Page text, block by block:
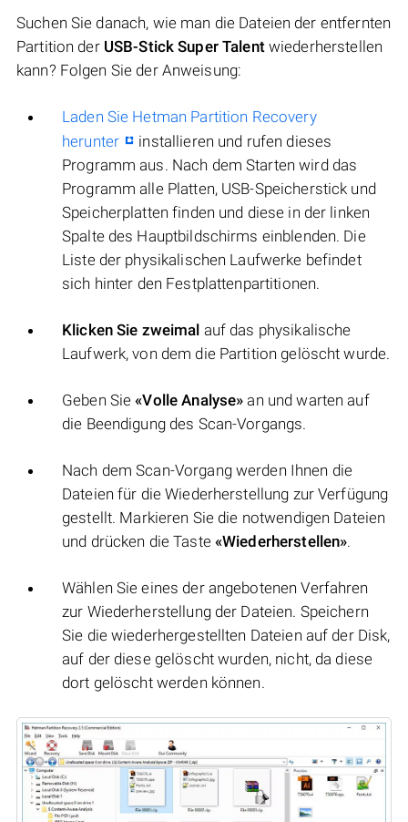
Suchen Sie danach, wie man die Dateien der entfernten
Partition der USB-Stick Super Talentwiederherstellen
kann? Folgen Sie der Anweisung:
Laden Sie Hetman Partition Recovery
herunter
installieren und rufen dieses
Programm aus. Nach dem Starten wird das
Programm alle Platten, USB-Speicherstick und
Speicherplatten finden und diese in der linken
Spalte des Hauptbildschirms einblenden. Die
Liste der physikalischen Laufwerke befindet
sich hinter den Festplattenpartitionen.
Klicken Sie zweimal auf das physikalische
Laufwerk, von dem die Partition gelöscht wurde.
Geben Sie«Volle Analyse» an und warten auf
die Beendigung des Scan-Vorgangs.
Nach dem Scan-Vorgang werden Ihnen die
Dateien für die Wiederherstellung zur Verfügung
gestellt. Markieren Sie die notwendigen Dateien
und drücken die Taste «Wiederherstellen».
Wählen Sie eines der angebotenen Verfahren
zur Wiederherstellung der Dateien. Speichern
Sie die wiederhergestellten Dateien auf der Disk,
auf der diese gelöscht wurden, nicht, da diese
dort gelöscht werden können.